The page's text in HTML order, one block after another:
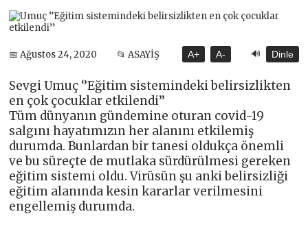
📅 Ağustos 24, 2020 📂 ASAYİŞ A+ A- 🔊 Dinle
Sevgi Umuç ‘’Eğitim sistemindeki belirsizlikten
en çok çocuklar etkilendi’’
Tüm dünyanın gündemine oturan covid-19
salgını hayatımızın her alanını etkilemiş
durumda. Bunlardan bir tanesi oldukça önemli
ve bu süreçte de mutlaka sürdürülmesi gereken
eğitim sistemi oldu. Virüsün şu anki belirsizliği
eğitim alanında kesin kararlar verilmesini
engellemiş durumda.